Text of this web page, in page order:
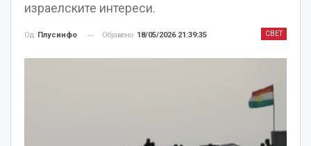
израелските интереси.
СВЕТ
Од Плусинфо Објавено 18/05/2026 21:39:35